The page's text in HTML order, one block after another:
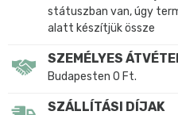
státuszban van, úgy
alatt készítjük össze
SZEMÉLYES
Budapesten 0 Ft.
SZÁLLÍTÁSI DÍJAK